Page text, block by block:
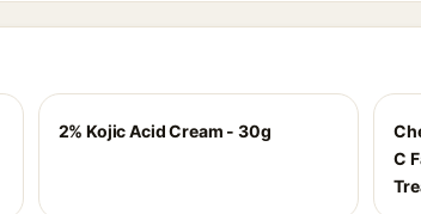
2% Kojic Acid Cream - 30g
C